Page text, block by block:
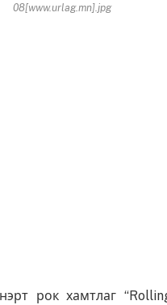
08[www.urlag.mn].jpg
рок хамтлаг